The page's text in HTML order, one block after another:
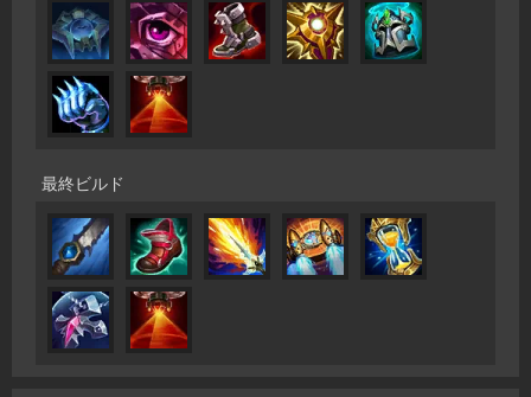
最終ビルド